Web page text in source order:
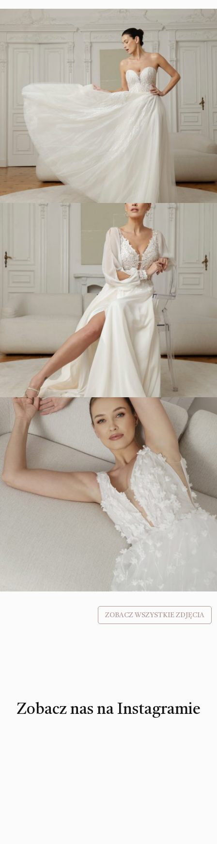
ZOBACZ WSZYSTKIE ZDJĘCIA
Zobacz nas na Instagramie